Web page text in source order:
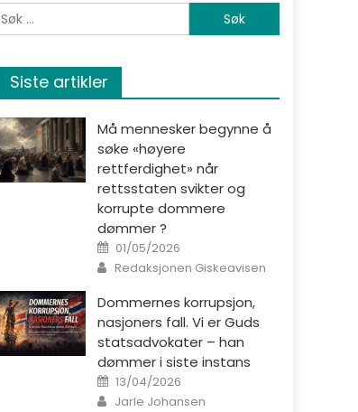
Søk etter:
Siste artikler
Må mennesker begynne å
søke «høyere
rettferdighet» når
rettsstaten svikter og
korrupte dommere
dømmer ?
Posted on
01/05/2026
Author
Redaksjonen Giskeavisen
Dommernes korrupsjon,
nasjoners fall. Vi er Guds
statsadvokater – han
dømmer i siste instans
Posted on
13/04/2026
Author
Jarle Johansen